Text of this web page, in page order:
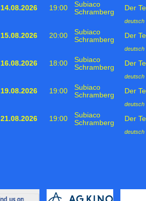
14.08.2026 19:00
Subiaco
Schramberg
Der
deutsch
15.08.2026 20:00
Subiaco
Schramberg
Der
deutsch
16.08.2026 18:00
Subiaco
Schramberg
Der
deutsch
19.08.2026 19:00
Subiaco
Schramberg
Der
deutsch
21.08.2026 19:00
Subiaco
Schramberg
Der
deutsch